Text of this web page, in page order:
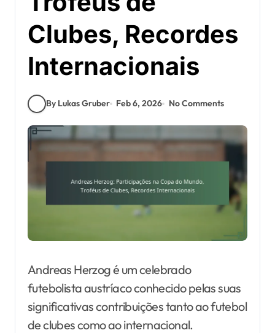
Clubes, Recordes
Internacionais
By Lukas Gruber Feb 6, 2026 No Comments
Andreas Herzog é um celebrado
futebolista austríaco conhecido pelas suas
significativas contribuições tanto ao futebol
de clubes como ao internacional.